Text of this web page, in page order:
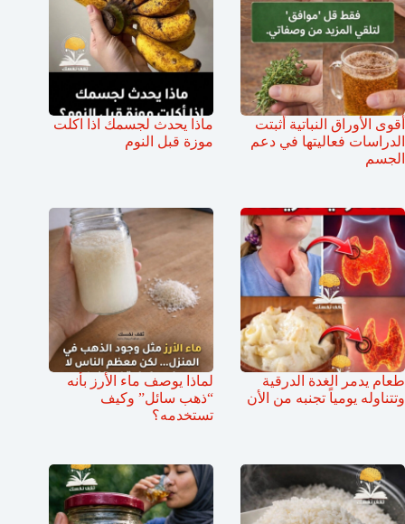
أقوى الأوراق النباتية أثبتت
الدراسات فعاليتها في دعم
الجسم
ماذا يحدث لجسمك اذا اكلت
موزة قبل النوم
طعام يدمر الغدة الدرقية
وتتناوله يومياً تجنبه من الأن
لماذا يوصف ماء الأرز بأنه
“ذهب سائل” وكيف
تستخدمه؟